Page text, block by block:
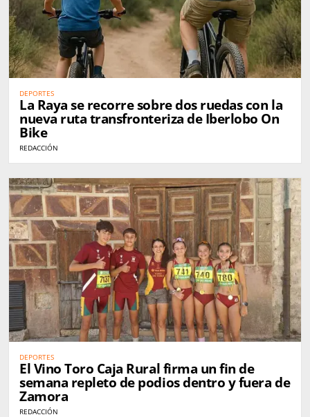
DEPORTES
La Raya se recorre sobre dos ruedas con la
nueva ruta transfronteriza de Iberlobo On
Bike
REDACCIÓN
DEPORTES
El Vino Toro Caja Rural firma un fin de
semana repleto de podios dentro y fuera de
Zamora
REDACCIÓN